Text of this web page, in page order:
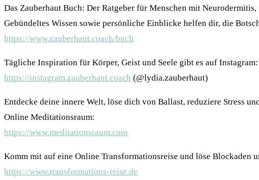
Das Zauberhaut Buch: Der Ratgeber für Menschen mit
Gebündeltes Wissen sowie persönliche Einblicke helfen dir, die
https://www.zauberhaut.coach/buch
Tägliche Inspiration für Körper, Geist und Seele gibt es auf Instagram:
https://instagram.zauberhaut.coach (@lydia.zauberhaut)
Entdecke deine innere Welt, löse dich von Ballast, reduziere Stress
Online Meditationsraum:
https://www.meditationsraum.com
Komm mit auf eine Online Transformationsreise und löse Blockaden
https://www.transformations-reise.de